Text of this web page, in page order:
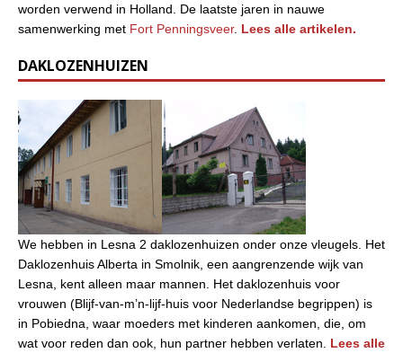
worden verwend in Holland. De laatste jaren in nauwe
samenwerking met Fort Penningsveer. Lees alle artikelen.
DAKLOZENHUIZEN
We hebben in Lesna 2 daklozenhuizen onder onze vleugels. Het
Daklozenhuis Alberta in Smolnik, een aangrenzende wijk van
Lesna, kent alleen maar mannen. Het daklozenhuis voor
vrouwen (Blijf-van-m’n-lijf-huis voor Nederlandse begrippen) is
in Pobiedna, waar moeders met kinderen aankomen, die, om
wat voor reden dan ook, hun partner hebben verlaten. Lees alle